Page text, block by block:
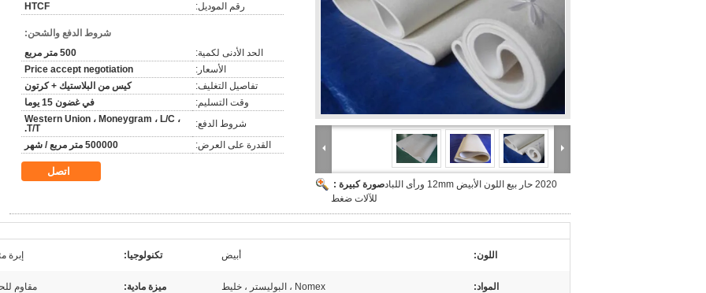
صورة كبيرة :2020 حار بيع اللون الأبيض 12mm ورأى اللباد
للآلات ضغط
رقم الموديل:
HTCF
شروط الدفع والشحن:
الحد الأدنى لكمية:
500 متر مربع
الأسعار:
Price accept negotiation
تفاصيل التغليف:
كيس من البلاستيك + كرتون
وقت التسليم:
في غضون 15 يوما
شروط الدفع:
Western Union ، Moneygram ، L/C ،
T/T.
القدرة على العرض:
500000 متر مربع / شهر
اتصل
اللون: أبيض تكنولوجيا: إبرة
المواد: Nomex ، البوليستر ، خليط ميزة مادية: مقاوم